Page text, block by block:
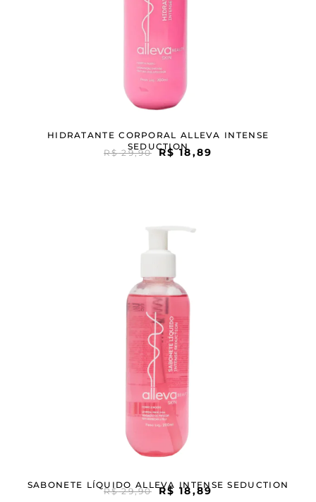
HIDRATANTE CORPORAL ALLEVA INTENSE
SEDUCTION
R$29,90 R$18,89
SABONETE LÍQUIDO ALLEVA INTENSE SEDUCTION
R$29,90 R$ 18,89